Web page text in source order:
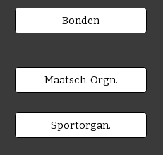
Bonden
Maatsch. Orgn.
Sportorgan.